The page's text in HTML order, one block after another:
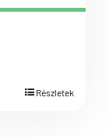
Részletek